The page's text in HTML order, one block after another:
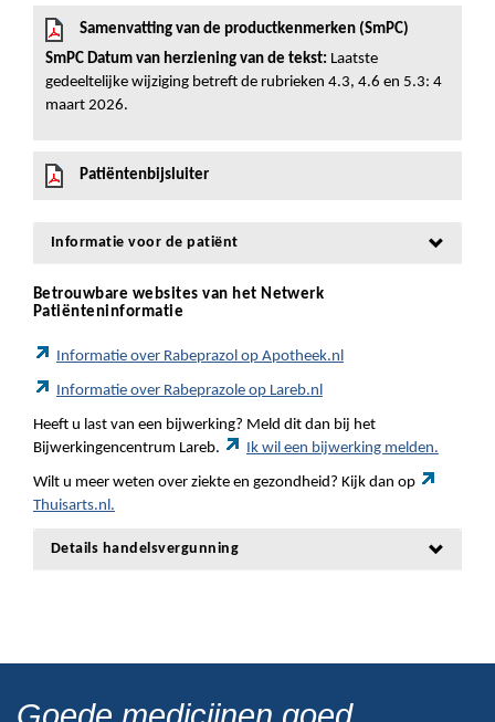
Samenvatting van de productkenmerken (SmPC)
SmPC Datum van herziening van de tekst: Laatste
gedeeltelijke wijziging betreft de rubrieken 4.3, 4.6 en 5.3: 4
maart 2026.
Patiëntenbijsluiter
Informatie voor de patiënt
Betrouwbare websites van het Netwerk
Patiënteninformatie
Informatie over Rabeprazol op Apotheek.nl
Informatie over Rabeprazole op Lareb.nl
Heeft u last van een bijwerking? Meld dit dan bij het
Bijwerkingencentrum Lareb.
Ik wil een bijwerking melden.
Wilt u meer weten over ziekte en gezondheid? Kijk dan op
Thuisarts.nl.
Details handelsvergunning